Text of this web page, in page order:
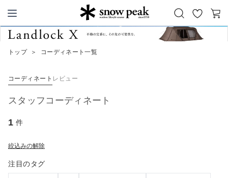
Snow Peak
お
気
カ
トップ ＞ コーディネート一覧
コーディネート レビュー
スタッフコーディネート
1 件
絞込みの解除
注目のタグ